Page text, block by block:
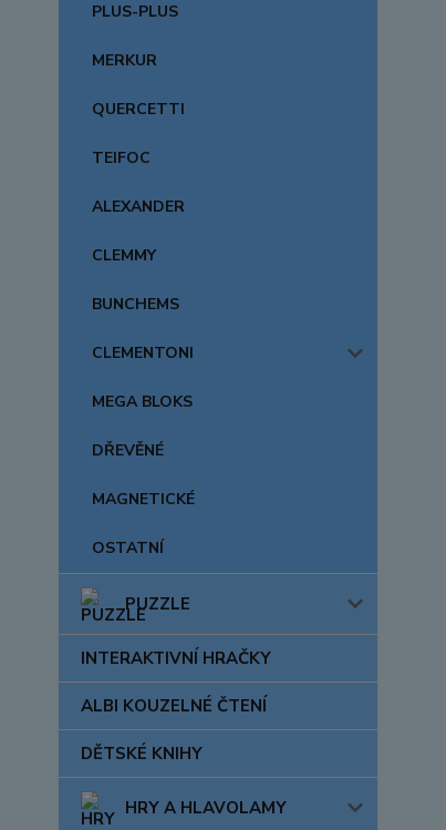
PLUS-PLUS
MERKUR
QUERCETTI
TEIFOC
ALEXANDER
CLEMMY
BUNCHEMS
CLEMENTONI
MEGA BLOKS
DŘEVĚNÉ
MAGNETICKÉ
OSTATNÍ
PUZZLE
INTERAKTIVNÍ HRAČKY
ALBI KOUZELNÉ ČTENÍ
DĚTSKÉ KNIHY
HRY A HLAVOLAMY